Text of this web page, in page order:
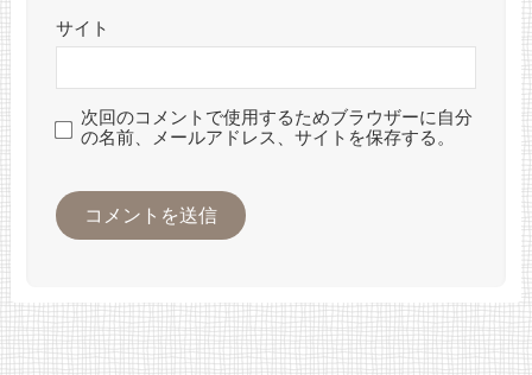
サイト
次回のコメントで使用するためブラウザーに自分
の名前、メールアドレス、サイトを保存する。